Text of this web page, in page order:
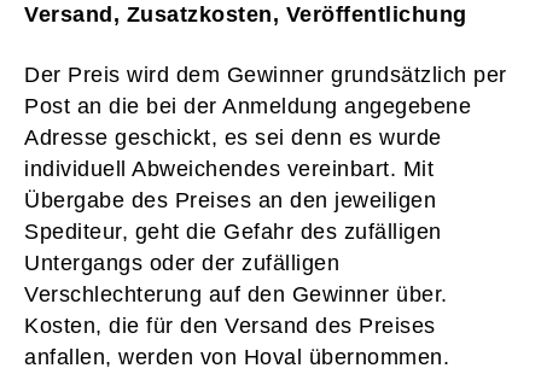
Versand, Zusatzkosten, Veröffentlichung
Der Preis wird dem Gewinner grundsätzlich per
Post an die bei der Anmeldung angegebene
Adresse geschickt, es sei denn es wurde
individuell Abweichendes vereinbart. Mit
Übergabe des Preises an den jeweiligen
Spediteur, geht die Gefahr des zufälligen
Untergangs oder der zufälligen
Verschlechterung auf den Gewinner über.
Kosten, die für den Versand des Preises
anfallen, werden von Hoval übernommen.